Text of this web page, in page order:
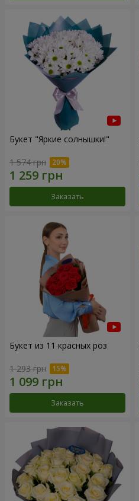
Букет "Яркие солнышки!"
1 574 грн
Заказать
Букет из 11 красных роз
1 293 грн
Заказать